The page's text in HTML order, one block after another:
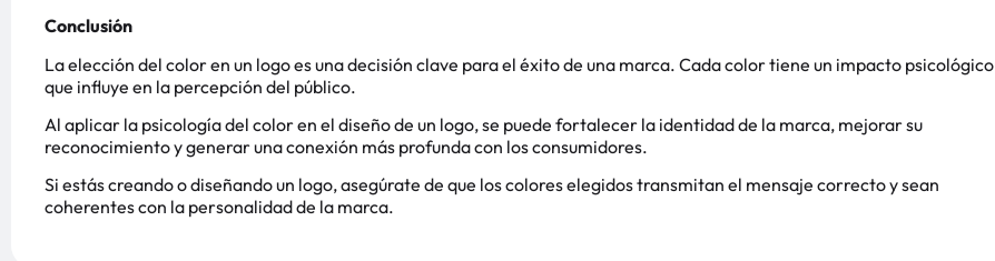
Conclusión
La elección del color en un logo es una decisión clave para el éxito de una marca. Cada color tiene un impacto psicológico
que influye en la percepción del público.
Al aplicar la psicología del color en el diseño de un logo, se puede fortalecer la identidad de la marca, mejorar su
reconocimiento y generar una conexión más profunda con los consumidores.
Si estás creando o diseñando un logo, asegúrate de que los colores elegidos transmitan el mensaje correcto y sean
coherentes con la personalidad de la marca.